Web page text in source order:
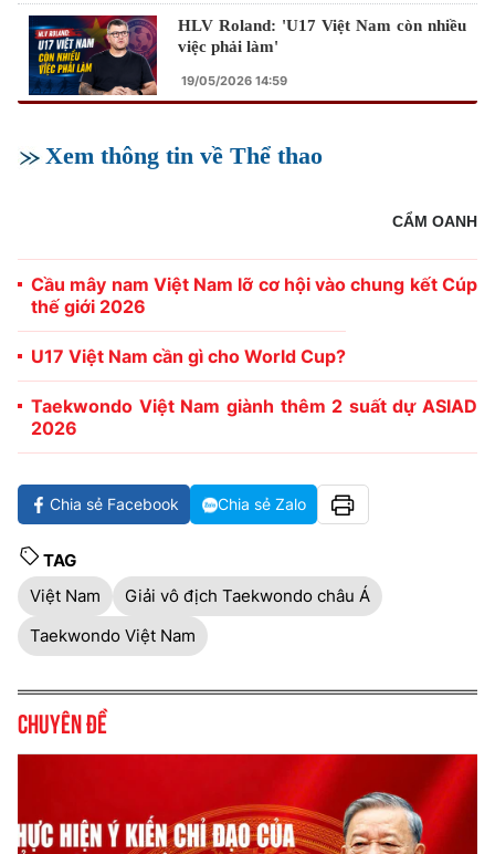
HLV Roland: 'U17 Việt Nam còn nhiều
việc phải làm'
19/05/2026 14:59
Xem thông tin về Thể thao
CẨM OANH
Cầu mây nam Việt Nam lỡ cơ hội vào chung kết Cúp
thế giới 2026
U17 Việt Nam cần gì cho World Cup?
Taekwondo Việt Nam giành thêm 2 suất dự ASIAD
2026
Chia sẻ Facebook Chia sẻ Zalo
TAG
Việt Nam
Giải vô địch Taekwondo châu Á
Taekwondo Việt Nam
Chuyên đề